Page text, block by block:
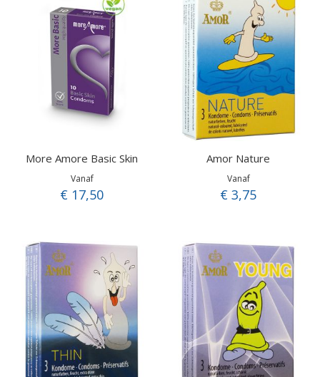
More Amore Basic Skin
Vanaf
€ 17,50
Amor Nature
Vanaf
€ 3,75